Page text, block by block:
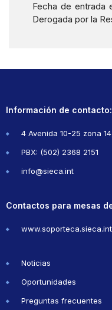
Fecha de entrada
Derogada por la
Información de contacto:
4 Avenida 10-25 zona
PBX: (502) 2368 2151
info@sieca.int
Contactos para mesas
www.soporteca.sieca.int
Noticias
Oportunidades
Preguntas frecuentes